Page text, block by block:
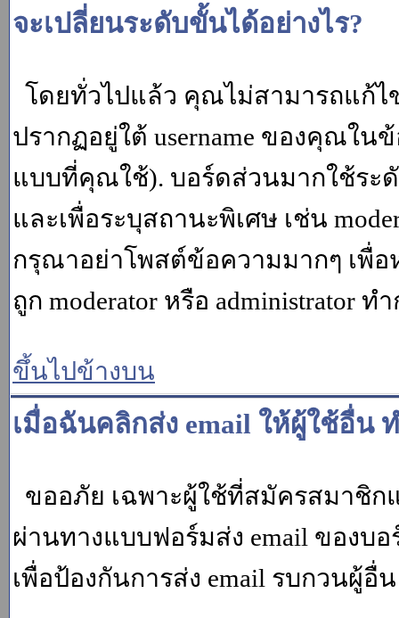
จะเปลี่ยนระดับขั้นได้อย่างไร?
โดยทั่วไปแล้ว คุณไม่สามารถแก้
ปรากฏอยู่ใต้ username ของคุณใ
แบบที่คุณใช้). บอร์ดส่วนมากใช้ร
และเพื่อระบุสถานะพิเศษ เช่น
กรุณาอย่าโพสต์ข้อความมากๆ เพื่
ถูก moderator หรือ administrator
ขึ้นไปข้างบน
เมื่อฉันคลิกส่ง email ให้ผู้ใช้อื่น
ขออภัย เฉพาะผู้ใช้ที่สมัครสมาชิก
ผ่านทางแบบฟอร์มส่ง email ของ
เพื่อป้องกันการส่ง email รบกวนผู้อื่